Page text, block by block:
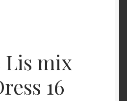
Lis mix
16